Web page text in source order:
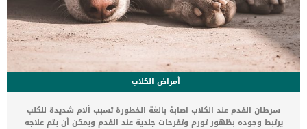
أمراض الكلاب
سرطان القدم عند الكلاب اصابة بالغة الخطورة تسبب آلام شديدة للكلب
يرتبط وجوده بظهور تورم وتقرحات جلدية عند القدم ويمكن أن يتم علاجه